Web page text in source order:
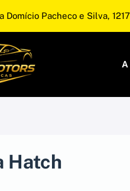
Domício Pacheco e Silva,
A
Hatch